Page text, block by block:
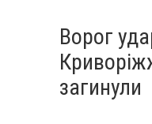
Ворог
загинули